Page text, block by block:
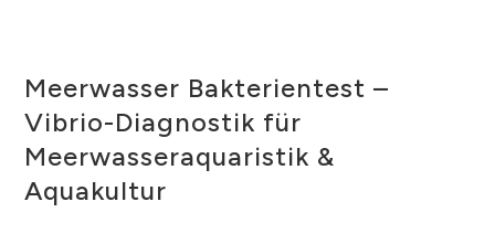
Meerwasser Bakterientest –
Vibrio-Diagnostik für
Meerwasseraquaristik &
Aquakultur